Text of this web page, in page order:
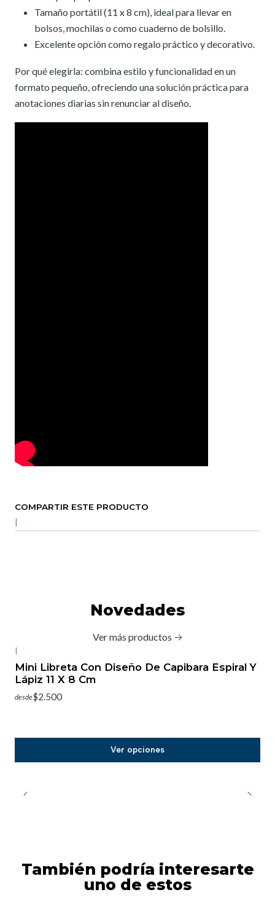
Tamaño portátil (11 x 8 cm), ideal para llevar en
bolsos, mochilas o como cuaderno de bolsillo.
Excelente opción como regalo práctico y decorativo.
Por qué elegirla: combina estilo y funcionalidad en un
formato pequeño, ofreciendo una solución práctica para
anotaciones diarias sin renunciar al diseño.
COMPARTIR ESTE PRODUCTO
Novedades
Ver más productos
-20%OFF
|
Mini Libreta Con Diseño De Capibara Espiral Y
Lápiz 11 X 8 Cm
desde$2.500
Ver opciones
También podría interesarte
uno de estos